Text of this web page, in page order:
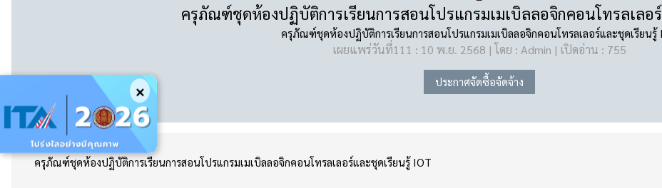
ครุภัณฑ์ชุดห้องปฏิบัติการเรียนการสอนโปรแกรมเมเบิลลอจิกคอนโทรลเลอ
ครุภัณฑ์ชุดห้องปฏิบัติการเรียนการสอนโปรแกรมเมเบิลลอจิกคอนโทรลเลอร์และชุดเรียนรู้
เผยแพร่วันที่111 : 10 พ.ย. 2568 | โดย : Admin | เปิดอ่าน : 755
ประกาศจัดซื้อจัดจ้าง
ครุภัณฑ์ชุดห้องปฏิบัติการเรียนการสอนโปรแกรมเมเบิลลอจิกคอนโทรลเลอร์และชุดเรียนรู้ IOT
×